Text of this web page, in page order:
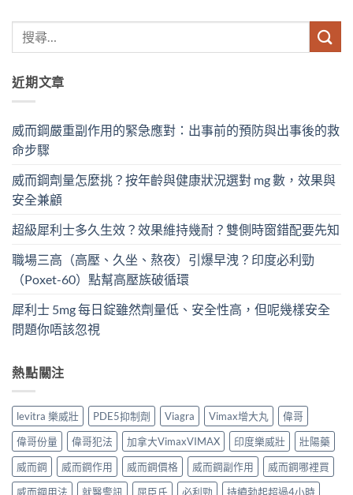
近期文章
威而鋼嚴重副作用的緊急應對：出事前的預防與出事後的救
命步驟
威而鋼劑量怎麼挑？按年齡與健康狀況選對 mg 數，效果與
安全兼顧
超級犀利士多久生效？效果維持幾耐？雙側時窗錯配要先知
職場三高（高壓、久坐、熬夜）引爆早洩？印度必利勁
（Poxet-60）點幫高壓族破循環
犀利士 5mg 每日錠雖然劑量低、安全性高，但呢幾樣安全
問題你唔該忽視
熱點關注
levitra 樂威壯 PDE5抑制劑 Viagra Vimax增大丸
偉哥
偉哥份量
偉哥犯法 加拿大VimaxVIMAX 印度樂威壯
壯陽藥
威而鋼
威而鋼作用 威而鋼價格 威而鋼副作用
威而鋼哪裡買
威而鋼用法
就醫警訊 屈臣氏 必利勁 持續勃起超過4小時